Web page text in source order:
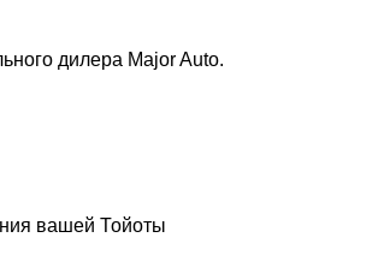
дилера Major Auto.
вашей Тойоты